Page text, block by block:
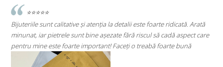
este foarte ridicată. Arată
riscul să cadă aspect care
o treabă foarte bună
⭐⭐⭐⭐⭐
Super mulțumită!! Sunt superbi cerceii!!!